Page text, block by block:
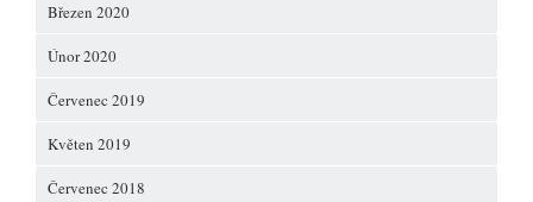
Březen 2020
Únor 2020
Červenec 2019
Květen 2019
Červenec 2018